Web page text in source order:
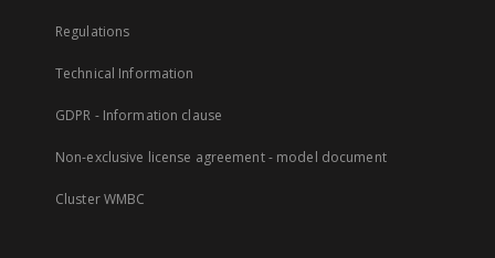
Regulations
Technical Information
GDPR - Information clause
Non-exclusive license agreement - model document
Cluster WMBC